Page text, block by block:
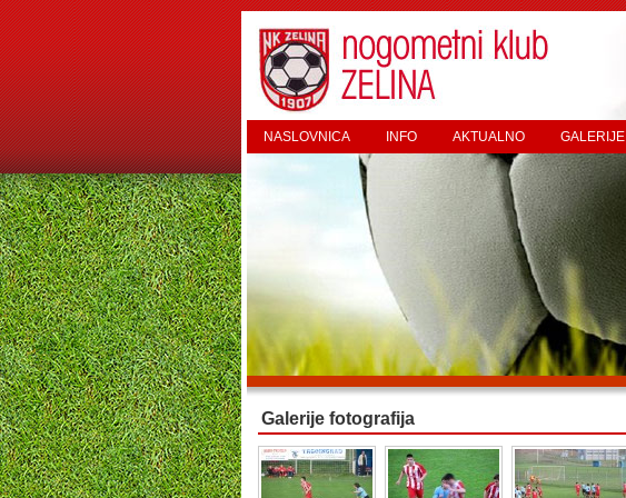
NASLOVNICA INFO AKTUALNO GALERIJE
Galerije fotografija